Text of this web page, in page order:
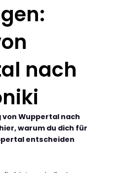
nach
von Wuppertal nach
warum du dich für
entscheiden